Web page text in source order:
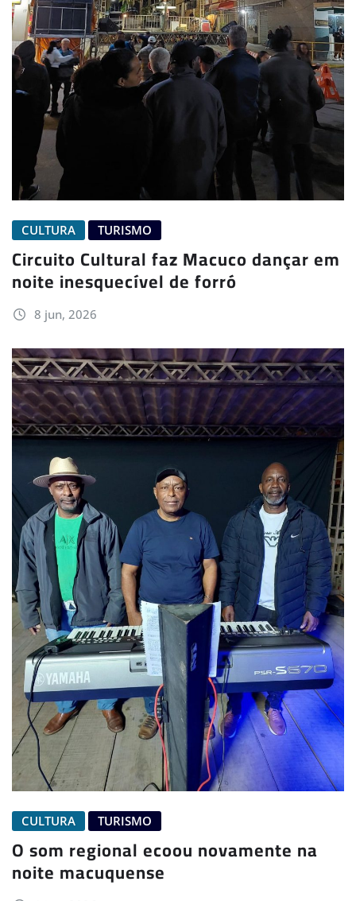
CULTURA TURISMO
Circuito Cultural faz Macuco dançar em
noite inesquecível de forró
8 jun, 2026
CULTURA TURISMO
O som regional ecoou novamente na
noite macuquense